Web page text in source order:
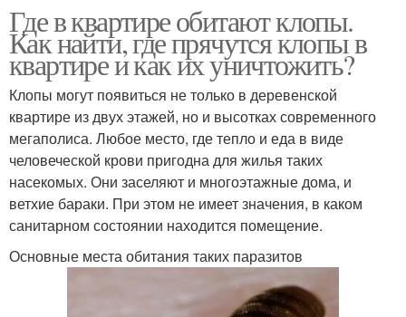
Где в квартире обитают клопы.
Как найти, где прячутся клопы в
квартире и как их уничтожить?
Клопы могут появиться не только в деревенской
квартире из двух этажей, но и высотках современного
мегаполиса. Любое место, где тепло и еда в виде
человеческой крови пригодна для жилья таких
насекомых. Они заселяют и многоэтажные дома, и
ветхие бараки. При этом не имеет значения, в каком
санитарном состоянии находится помещение.
Основные места обитания таких паразитов